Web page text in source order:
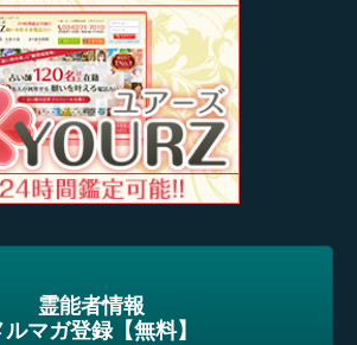
霊能者情報
ルマガ登録【無料】